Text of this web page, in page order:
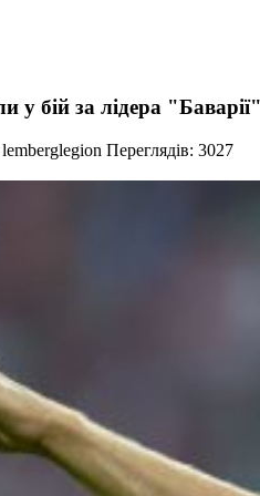
бій за лідера
lemberglegion Переглядів: 3027